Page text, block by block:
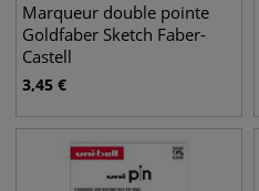
Marqueur double pointe
Goldfaber Sketch Faber-
Castell
3,45 €